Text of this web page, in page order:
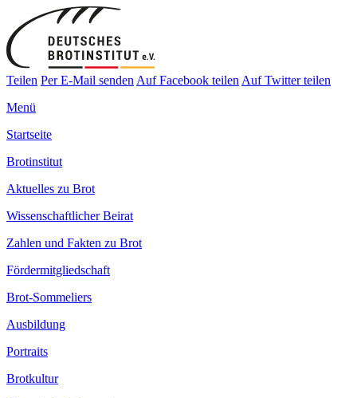
Teilen Per E-Mail senden Auf Facebook teilen Auf Twitter teilen
Menü
Startseite
Brotinstitut
Aktuelles zu Brot
Wissenschaftlicher Beirat
Zahlen und Fakten zu Brot
Fördermitgliedschaft
Brot-Sommeliers
Ausbildung
Portraits
Brotkultur